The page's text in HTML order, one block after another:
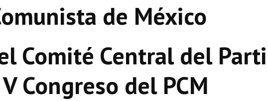
de México
Comité Central del
Congreso del PCM